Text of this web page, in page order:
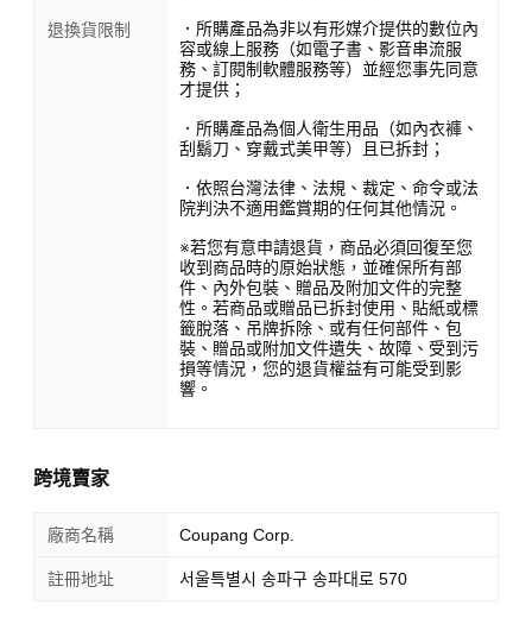
退換貨限制
．所購產品為非以有形媒介提供的數位內
容或線上服務（如電子書、影音串流服
務、訂閱制軟體服務等）並經您事先同意
才提供；
．所購產品為個人衛生用品（如內衣褲、
刮鬍刀、穿戴式美甲等）且已拆封；
．依照台灣法律、法規、裁定、命令或法
院判決不適用鑑賞期的任何其他情況。
※若您有意申請退貨，商品必須回復至您
收到商品時的原始狀態，並確保所有部
件、內外包裝、贈品及附加文件的完整
性。若商品或贈品已拆封使用、貼紙或標
籤脫落、吊牌拆除、或有任何部件、包
裝、贈品或附加文件遺失、故障、受到污
損等情況，您的退貨權益有可能受到影
響。
跨境賣家
廠商名稱 Coupang Corp.
註冊地址 서울특별시 송파구 송파대로 570